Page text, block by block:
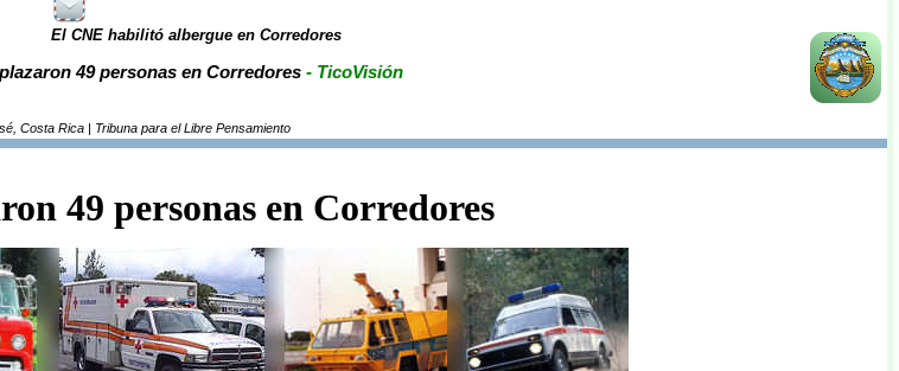
El CNE habilitó albergue en Corredores
49 personas en Corredores - TicoVisión
Costa Rica | Tribuna para el Libre Pensamiento
49 personas en Corredores